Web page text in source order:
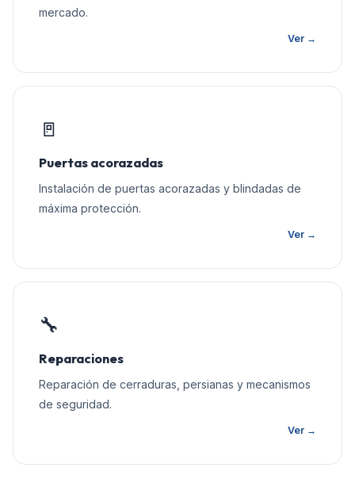
mercado.
Ver →
🚪
Puertas acorazadas
Instalación de puertas acorazadas y blindadas de
máxima protección.
Ver →
🔧
Reparaciones
Reparación de cerraduras, persianas y mecanismos
de seguridad.
Ver →